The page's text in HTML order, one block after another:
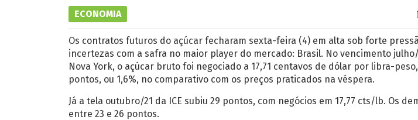
ECONOMIA
Os contratos futuros do açúcar fecharam sexta-feira (4) em alta sob forte
incertezas com a safra no maior player do mercado: Brasil. No vencimento julho/
Nova York, o açúcar bruto foi negociado a 17,71 centavos de dólar por libra-
pontos, ou 1,6%, no comparativo com os preços praticados na véspera.
Já a tela outubro/21 da ICE subiu 29 pontos, com negócios em 17,77 cts/lb. Os
entre 23 e 26 pontos.